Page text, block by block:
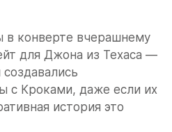
в конверте вчерашнему
для Джона из Техаса —
создавались
с Кроками, даже если их
история это